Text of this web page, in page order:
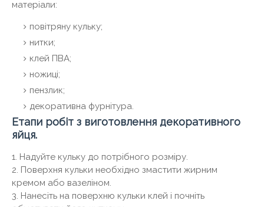
матеріали:
повітряну кульку;
нитки;
клей ПВА;
ножиці;
пензлик;
декоративна фурнітура.
Етапи робіт з виготовлення декоративного
яйця.
1. Надуйте кульку до потрібного розміру.
2. Поверхня кульки необхідно змастити жирним
кремом або вазеліном.
3. Нанесіть на поверхню кульки клей і почніть